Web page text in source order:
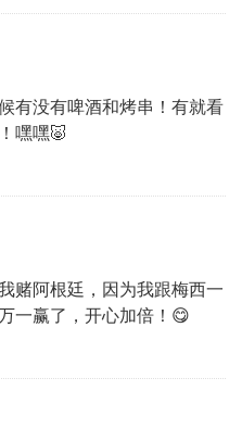
有没有啤酒和烤串！有就看
嘿嘿🐷
赌阿根廷，因为我跟梅西一
一赢了，开心加倍！😋